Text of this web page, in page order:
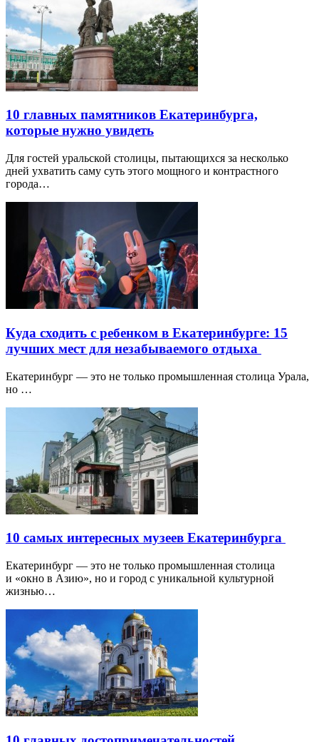
10 главных памятников Екатеринбурга,
которые нужно увидеть
Для гостей уральской столицы, пытающихся за несколько
дней ухватить саму суть этого мощного и контрастного
города…
Куда сходить с ребенком в Екатеринбурге: 15
лучших мест для незабываемого отдыха
Екатеринбург — это не только промышленная столица Урала,
но …
10 самых интересных музеев Екатеринбурга
Екатеринбург — это не только промышленная столица
и «окно в Азию», но и город с уникальной культурной
жизнью…